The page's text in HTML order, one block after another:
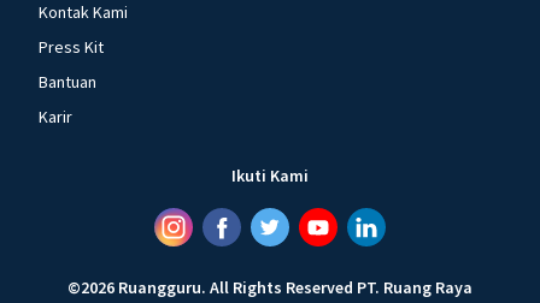
Kontak Kami
Press Kit
Bantuan
Karir
Ikuti Kami
©2026 Ruangguru. All Rights Reserved PT. Ruang Raya